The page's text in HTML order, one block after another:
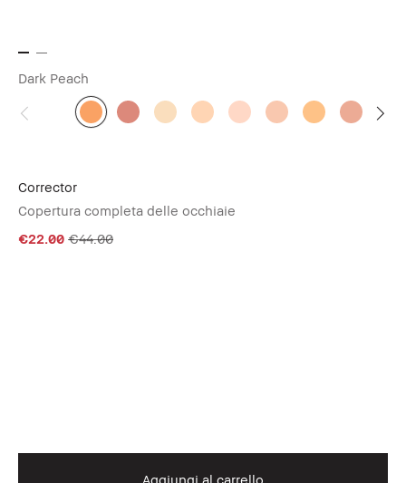
Dark Peach
Corrector
Copertura completa delle occhiaie
€22.00 €44.00
Aggiungi al carrello